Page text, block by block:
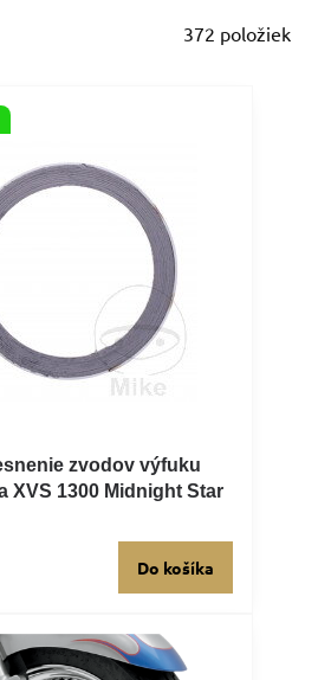
372 položiek
zvodov výfuku
XVS 1300 Midnight Star
Do košíka